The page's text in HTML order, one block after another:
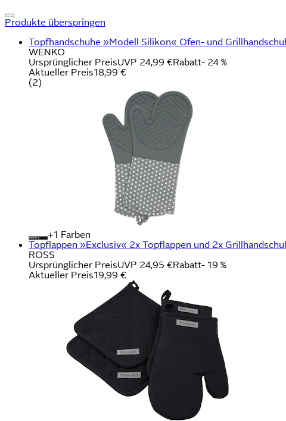
Produkte überspringen
Topfhandschuhe »Modell Silikon« Ofen- und
WENKO
Ursprünglicher PreisUVP 24,99 €Rabatt- 24 %
Aktueller Preis18,99 €
(2)
+
Farben
Topflappen »Exclusiv« 2x Topflappen und 2x
ROSS
Ursprünglicher PreisUVP 24,95 €Rabatt- 19 %
Aktueller Preis19,99 €